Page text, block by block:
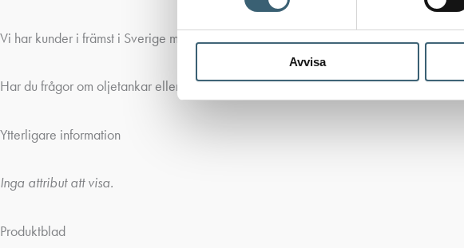
Avvisa
Vi har kunder i främst i Sverige men också i Norge och övriga länder i Norden.
Har du frågor om oljetankar eller andra frågor om våra produkter?Kontaktaoss då!
Ytterligare information
Inga attribut att visa.
Produktblad